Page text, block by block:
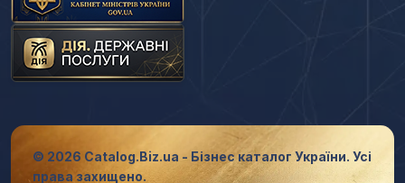
© 2026 Catalog.Biz.ua - Бізнес каталог України. Усі
права захищено.